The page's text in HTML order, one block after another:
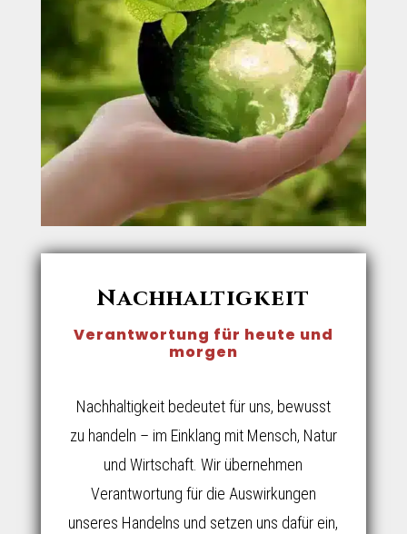
Nachhaltigkeit
Verantwortung für heute und
morgen
Nachhaltigkeit bedeutet für uns, bewusst
zu handeln – im Einklang mit Mensch, Natur
und Wirtschaft. Wir übernehmen
Verantwortung für die Auswirkungen
unseres Handelns und setzen uns dafür ein,